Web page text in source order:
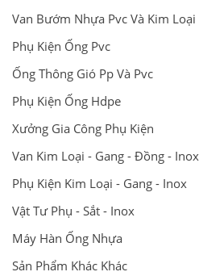
Van Bướm Nhựa Pvc Và Kim Loại
Phụ Kiện Ống Pvc
Ống Thông Gió Pp Và Pvc
Phụ Kiện Ống Hdpe
Xưởng Gia Công Phụ Kiện
Van Kim Loại - Gang - Đồng - Inox
Phụ Kiện Kim Loại - Gang - Inox
Vật Tư Phụ - Sắt - Inox
Máy Hàn Ống Nhựa
Sản Phẩm Khác Khác